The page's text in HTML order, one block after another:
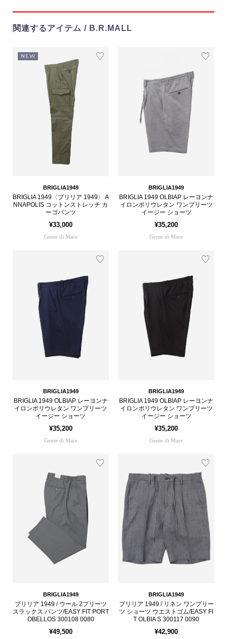
関連するアイテム / B.R.MALL
NEW
BRIGLIA1949
BRIGLIA 1949〈ブリリア 1949〉 A
NNAPOLIS コットンストレッチ カ
ーゴパンツ
¥33,000
Gente di Mare
BRIGLIA1949
BRIGLIA 1949 OLBIAP レーヨンナ
イロンポリウレタン ワンプリーツ
イージー ショーツ
¥35,200
Gente di Mare
BRIGLIA1949
BRIGLIA 1949 OLBIAP レーヨンナ
イロンポリウレタン ワンプリーツ
イージー ショーツ
¥35,200
Gente di Mare
BRIGLIA1949
BRIGLIA 1949 OLBIAP レーヨンナ
イロンポリウレタン ワンプリーツ
イージー ショーツ
¥35,200
Gente di Mare
BRIGLIA1949
ブリリア 1949 / ウール 2プリーツ
スラックス パンツ/EASY FIT PORT
OBELLOS 300108 0080
¥49,500
BRIGLIA1949
ブリリア 1949 / リネン ワンプリー
ツ ショーツ ウエストゴム/EASY FI
T OLBIA S 300117 0090
¥42,900